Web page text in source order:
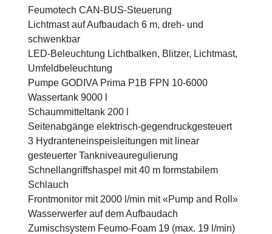
Feumotech CAN-BUS-Steuerung
Lichtmast auf Aufbaudach 6 m, dreh- und
schwenkbar
LED-Beleuchtung Lichtbalken, Blitzer, Lichtmast,
Umfeldbeleuchtung
Pumpe GODIVA Prima P1B FPN 10-6000
Wassertank 9000 l
Schaummitteltank 200 l
Seitenabgänge elektrisch-gegendruckgesteuert
3 Hydranteneinspeisleitungen mit linear
gesteuerter Tankniveauregulierung
Schnellangriffshaspel mit 40 m formstabilem
Schlauch
Frontmonitor mit 2000 l/min mit «Pump and Roll»
Wasserwerfer auf dem Aufbaudach
Zumischsystem Feumo-Foam 19 (max. 19 l/min)